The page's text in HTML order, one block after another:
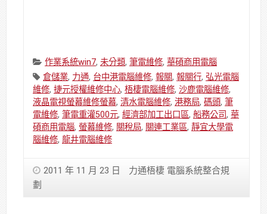
Categories:
作業系統win7, 未分類, 筆電維修, 華碩商用電腦
Tags:
倉儲業, 力通, 台中港電腦維修, 報關, 報關行, 弘光電腦
維修, 捷元授權維修中心, 梧棲電腦維修, 沙鹿電腦維修,
液晶電視螢幕維修螢幕, 清水電腦維修, 港務局, 碼頭, 筆
電維修, 筆電重灌500元, 經濟部加工出口區, 船務公司, 華
碩商用電腦, 螢幕維修, 關稅局, 關連工業區, 靜宜大學電
腦維修, 龍井電腦維修
2011 年 11 月 23 日
力通梧棲 電腦系統整合規
劃